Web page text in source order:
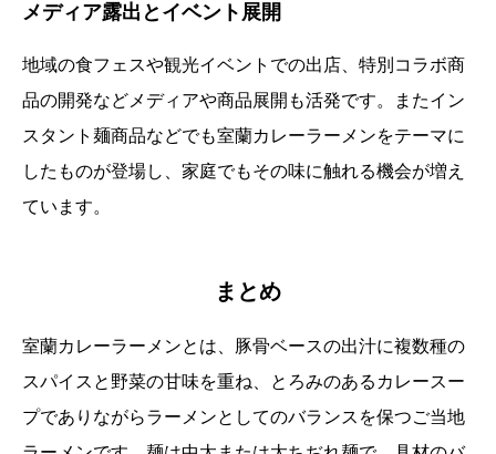
メディア露出とイベント展開
地域の食フェスや観光イベントでの出店、特別コラボ商
品の開発などメディアや商品展開も活発です。またイン
スタント麺商品などでも室蘭カレーラーメンをテーマに
したものが登場し、家庭でもその味に触れる機会が増え
ています。
まとめ
室蘭カレーラーメンとは、豚骨ベースの出汁に複数種の
スパイスと野菜の甘味を重ね、とろみのあるカレースー
プでありながらラーメンとしてのバランスを保つご当地